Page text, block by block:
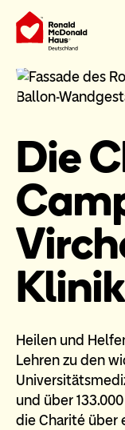
Die
Heilen und
Lehren zu den
und über
die Charité über